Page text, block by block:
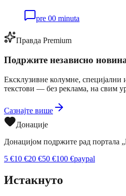
pre 00 minuta
Правда Premium
Подржите независно
Ексклузивне колумне, специјални
текстови — без реклама, на свим
Сазнајте више
Донације
Донацијом подржите рад портала
5 €10 €20 €50 €100 €paypal
Истакнуто